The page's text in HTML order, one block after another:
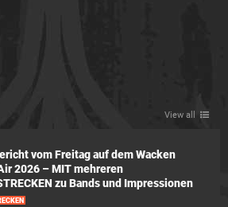
View all
vom Freitag auf dem Wacken
2026 – MIT mehreren
zu Bands und Impressionen